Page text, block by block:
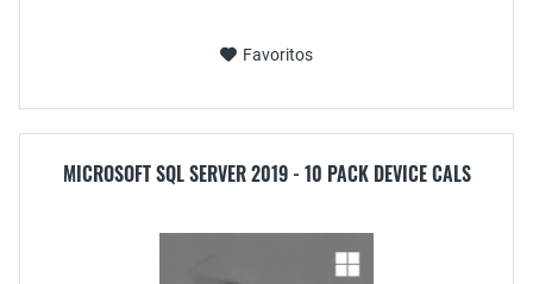
Favoritos
MICROSOFT SQL SERVER 2019 - 10 PACK DEVICE CALS